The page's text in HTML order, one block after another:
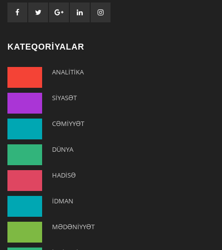
KATEQORİYALAR
ANALİTİKA
SİYASƏT
CƏMİYYƏT
DÜNYA
HADİSƏ
İDMAN
MƏDƏNİYYƏT